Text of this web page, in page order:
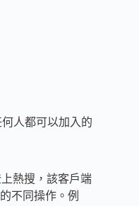
何人都可以加入的
上熱搜，該客戶端
不同操作。例